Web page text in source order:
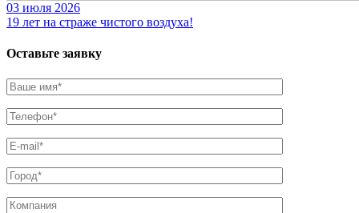
03 июля 2026
19 лет на страже чистого воздуха!
Оставьте заявку